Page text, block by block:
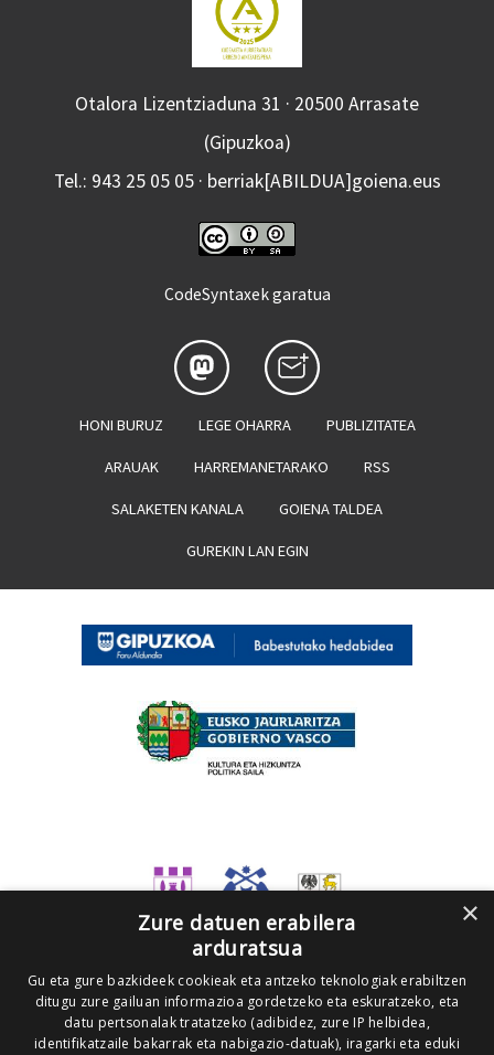
Otalora Lizentziaduna 31 · 20500 Arrasate
(Gipuzkoa)
Tel.: 943 25 05 05 · berriak[ABILDUA]goiena.eus
CodeSyntaxek garatua
HONI BURUZ LEGE OHARRA PUBLIZITATEA
ARAUAK HARREMANETARAKO RSS
SALAKETEN KANALA GOIENA TALDEA
GUREKIN LAN EGIN
×
Zure datuen erabilera
arduratsua
Gu eta gure bazkideek cookieak eta antzeko teknologiak erabiltzen
ditugu zure gailuan informazioa gordetzeko eta eskuratzeko, eta
datu pertsonalak tratatzeko (adibidez, zure IP helbidea,
identifikatzaile bakarrak eta nabigazio-datuak), iragarki eta eduki